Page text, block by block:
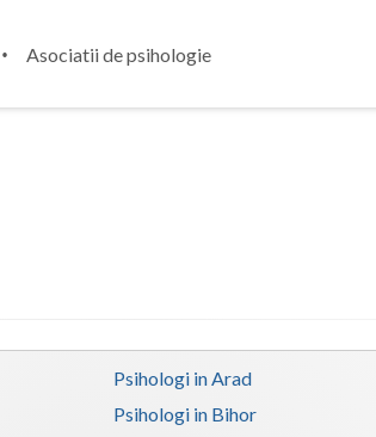
Asociatii de psihologie
Psihologi in Arad
Psihologi in Bihor